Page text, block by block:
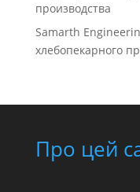
производства
Samarth
хлебопекарного
Про цей